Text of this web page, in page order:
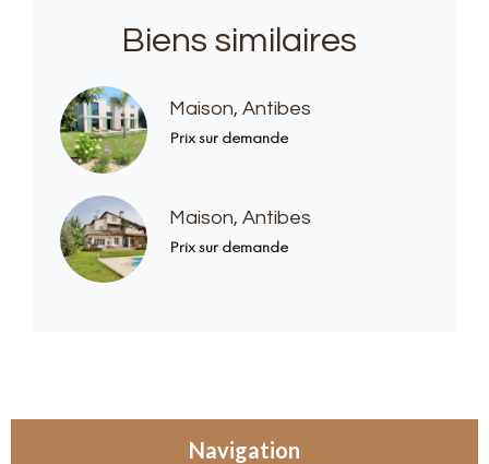
Biens similaires
Maison, Antibes
Prix sur demande
Maison, Antibes
Prix sur demande
Navigation